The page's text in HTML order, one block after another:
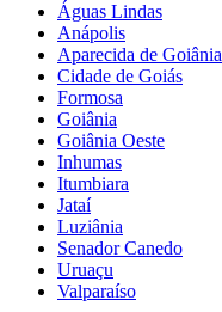
Águas Lindas
Anápolis
Aparecida de Goiânia
Cidade de Goiás
Formosa
Goiânia
Goiânia Oeste
Inhumas
Itumbiara
Jataí
Luziânia
Senador Canedo
Uruaçu
Valparaíso